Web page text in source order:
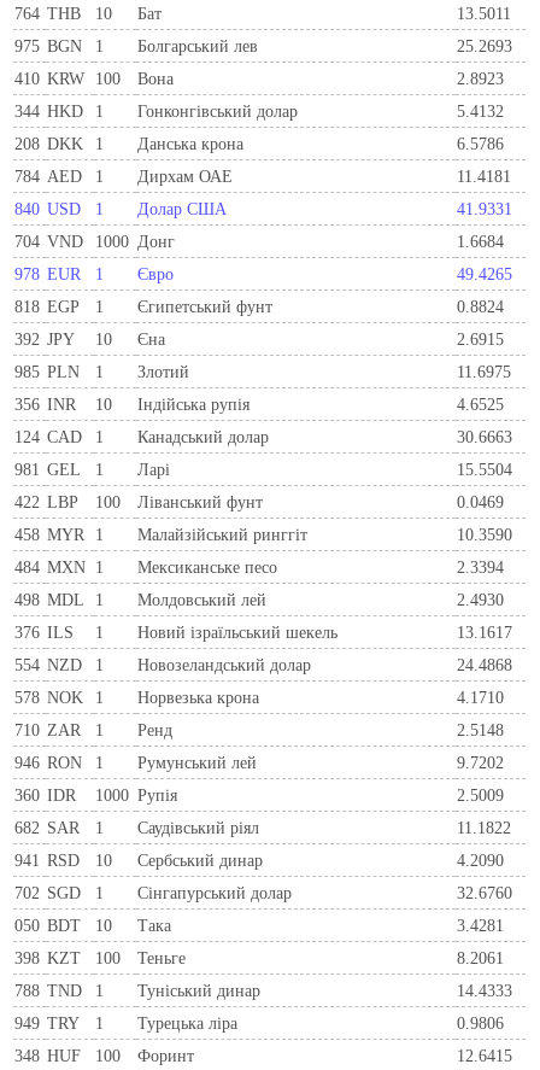
764 THB 10 Бат
13.5011
975 BGN 1 Болгарський лев
25.2693
410 KRW 100 Вона
2.8923
344 HKD 1 Гонконгівський долар
5.4132
208 DKK 1 Данська крона
6.5786
784 AED 1 Дирхам ОАЕ
11.4181
840 USD 1 Долар США
41.9331
704 VND 1000 Донг
1.6684
978 EUR 1 Євро
49.4265
818 EGP 1 Єгипетський фунт
0.8824
392 JPY 10 Єна
2.6915
985 PLN 1 Злотий
11.6975
356 INR 10 Індійська рупія
4.6525
124 CAD 1 Канадський долар
30.6663
981 GEL 1 Ларi
15.5504
422 LBP 100 Ліванський фунт
0.0469
458 MYR 1 Малайзійський ринггіт
10.3590
484 MXN 1 Мексиканське песо
2.3394
498 MDL 1 Молдовський лей
2.4930
376 ILS 1 Новий ізраїльський шекель
13.1617
554 NZD 1 Новозеландський долар
24.4868
578 NOK 1 Норвезька крона
4.1710
710 ZAR 1 Ренд
2.5148
946 RON 1 Румунський лей
9.7202
360 IDR 1000 Рупія
2.5009
682 SAR 1 Саудівський ріял
11.1822
941 RSD 10 Сербський динар
4.2090
702 SGD 1 Сінгапурський долар
32.6760
050 BDT 10 Така
3.4281
398 KZT 100 Теньге
8.2061
788 TND 1 Туніський динар
14.4333
949 TRY 1 Турецька ліра
0.9806
348 HUF 100 Форинт 12.6415